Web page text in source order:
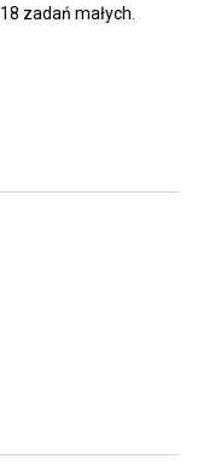
zadań małych.